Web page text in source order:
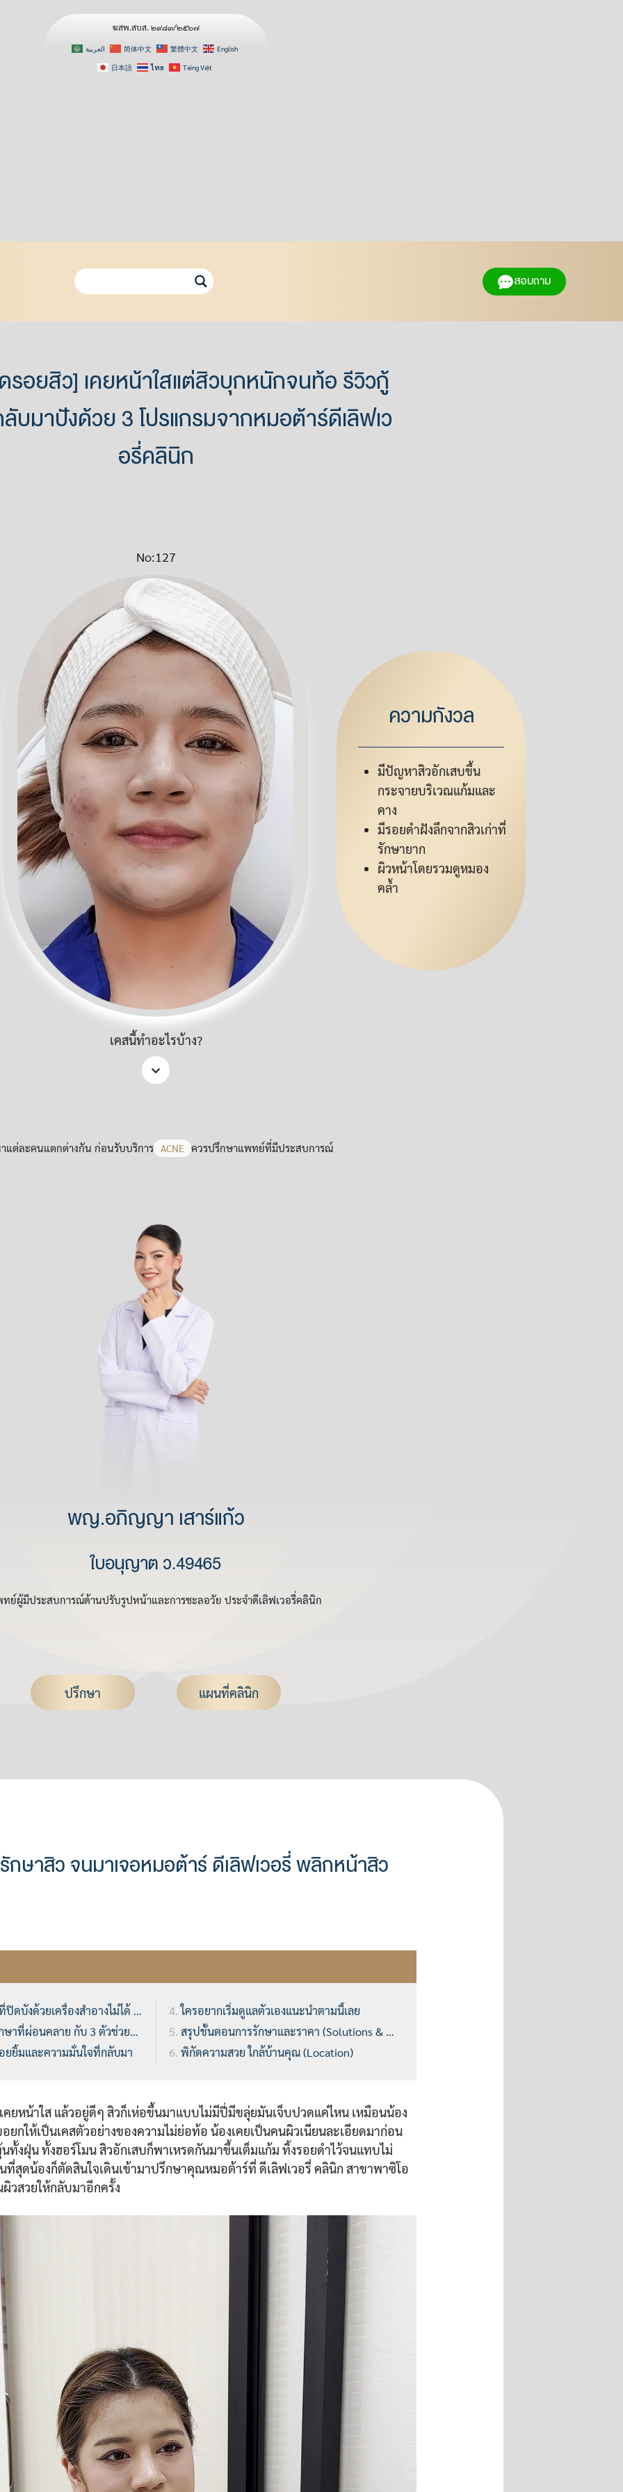
ฆสพ.สบส. ๒๙๘๓/๒๕๖๗
العربية 简体中文 繁體中文 English
日本語 ไทย Tiếng Việt
สอบถาม
รอยสิว] เคยหน้าใสแต่สิวบุกหนักจนท้อ รีวิวกู้
บมาปังด้วย 3 โปรแกรมจากหมอต้าร์ดีเลิฟเว
อรี่คลินิก
No:127
เคสนี้ทำอะไรบ้าง?
ความกังวล
มีปัญหาสิวอักเสบขึ้น
กระจายบริเวณแก้มและ
คาง
มีรอยดำฝังลึกจากสิวเก่าที่
รักษายาก
ผิวหน้าโดยรวมดูหมอง
คล้ำ
แต่ละคนแตกต่างกัน ก่อนรับบริการ ACNE ควรปรึกษาแพทย์ที่มีประสบการณ์
พญ.อภิญญา เสาร์แก้ว
ใบอนุญาต ว.49465
ย์ผู้มีประสบการณ์ด้านปรับรูปหน้าและการชะลอวัย ประจำดีเลิฟเวอรี่คลินิก
ปรึกษา แผนที่คลินิก
กษาสิว จนมาเจอหมอต้าร์ ดีเลิฟเวอรี่ พลิกหน้าสิว
ปิดบังด้วยเครื่องสำอางไม่ได้ สู่การเปิดใจรักษากับหมอ
ษาที่ผ่อนคลาย กับ 3 ตัวช่วยกู้หน้าใส
ยิ้มและความมั่นใจที่กลับมา
ใครอยากเริ่มดูแลตัวเองแนะนำตามนี้เลย
สรุปขั้นตอนการรักษาและราคา (Solutions & Price)
พิกัดความสวย ใกล้บ้านคุณ (Location)
คยหน้าใส แล้วอยู่ดีๆ สิวก็เห่อขึ้นมาแบบไม่มีปี่มีขลุ่ยมันเจ็บปวดแค่ไหน เหมือนน้อง
ยกให้เป็นเคสตัวอย่างของความไม่ย่อท้อ น้องเคยเป็นคนผิวเนียนละเอียดมาก่อน
ทั้งฝุ่น ทั้งฮอร์โมน สิวอักเสบก็พาเหรดกันมาขึ้นเต็มแก้ม ทิ้งรอยดำไว้จนแทบไม่
ที่สุดน้องก็ตัดสินใจเดินเข้ามาปรึกษาคุณหมอต้าร์ที่ ดีเลิฟเวอรี่ คลินิก สาขาพาซิโอ
วสวยให้กลับมาอีกครั้ง